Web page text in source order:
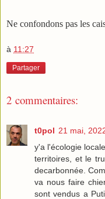
Ne confondons pas les
à 11:27
Partager
2 commentaires:
t0pol 21 mai,
y'a l'écologie
territoires, et le
decarbonnée.
va nous faire
sont vendus a